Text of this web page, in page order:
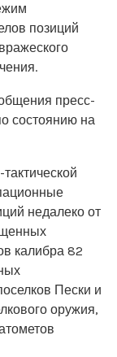
позиций
пресс-
состоянию на
недалеко от
калибра 82
Пески и
оружия,